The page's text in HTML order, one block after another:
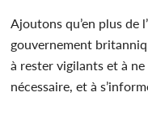
Ajoutons qu’en plus de
gouvernement
à rester vigilants et à
nécessaire, et à